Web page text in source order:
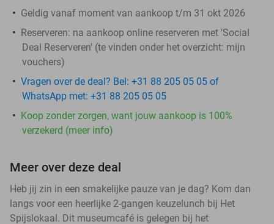
Geldig vanaf moment van aankoop t/m 31 okt 2026
Reserveren: na aankoop online reserveren met 'Social
Deal Reserveren' (te vinden onder het overzicht: mijn
vouchers)
Vragen over de deal? Bel: +31 88 205 05 05 of
WhatsApp met: +31 88 205 05 05
Koop zonder zorgen, want jouw aankoop is 100%
verzekerd (meer info)
Meer over deze deal
Heb jij zin in een smakelijke pauze van je dag? Kom dan
langs voor een heerlijke 2-gangen keuzelunch bij Het
Spijslokaal. Dit museumcafé is gelegen bij het